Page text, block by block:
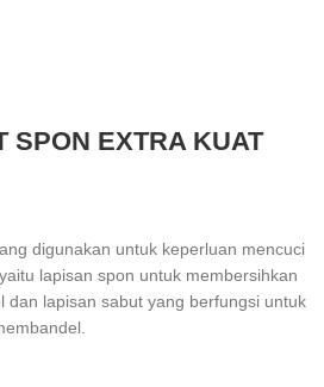
SPON EXTRA KUAT
digunakan untuk keperluan mencuci
lapisan spon untuk membersihkan
dan lapisan sabut yang berfungsi untuk